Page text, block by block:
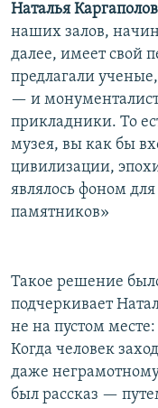
Наталья
наших залов,
далее, имеет свой
предлагали
— и
прикладники. То
музея, вы как бы
цивилизации,
являлось фоном
памятников»
Такое решение
подчеркивает
не на пустом
Когда человек
даже
был рассказ —